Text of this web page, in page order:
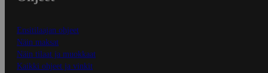
Ensitilaajan ohjeet
Näin maksat
Näin tilaat ja muokkaat
Kaikki ohjeet ja vinkit